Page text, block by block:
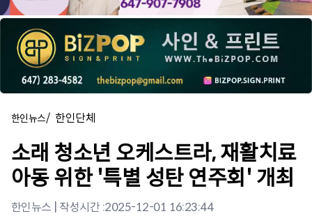
한인뉴스/ 한인단체
소래 청소년 오케스트라, 재활치료
아동 위한 '특별 성탄 연주회' 개최
한인뉴스 | 작성시간 :2025-12-01 16:23:44